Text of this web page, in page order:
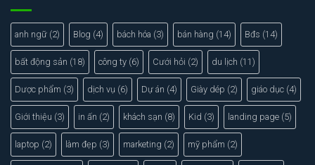
anh ngữ (2) Blog (4) bách hóa (3) bán hàng (14) Bđs (14)
bất động sản (18) công ty (6) Cưới hỏi (2) du lịch (11)
Dược phẩm (3) dịch vụ (6) Dự án (4) Giày dép (2) giáo dục (4)
Giới thiệu (3) in ấn (2) khách sạn (8) Kid (3) landing page (5)
laptop (2) làm đẹp (3) marketing (2) mỹ phẩm (2)